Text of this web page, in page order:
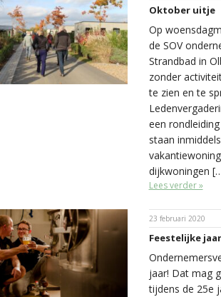
Oktober uitje
Op
de SOV
Strandbad in
zonder
te zien en te
een
staan
dijkwoningen
Lees verder »
23 februari 2020
Feestelijke
jaar! Dat mag
tijdens de 25e